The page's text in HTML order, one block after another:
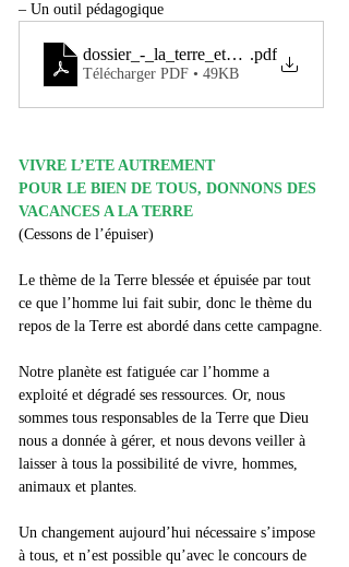
– Un outil pédagogique
dossier_- .pdf
Télécharger PDF • 49KB
VIVRE L’ETE AUTREMENT
POUR LE BIEN DE TOUS, DONNONS DES
VACANCES A LA TERRE
(Cessons de l’épuiser)
Le thème de la Terre blessée et épuisée par tout
ce que l’homme lui fait subir, donc le thème du
repos de la Terre est abordé dans cette campagne.
Notre planète est fatiguée car l’homme a
exploité et dégradé ses ressources. Or, nous
sommes tous responsables de la Terre que Dieu
nous a donnée à gérer, et nous devons veiller à
laisser à tous la possibilité de vivre, hommes,
animaux et plantes.
Un changement aujourd’hui nécessaire s’impose
à tous, et n’est possible qu’avec le concours de